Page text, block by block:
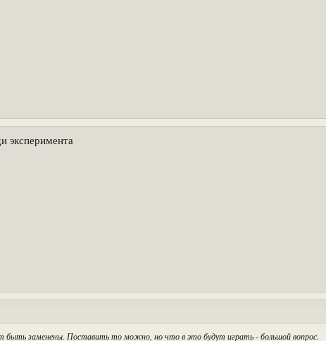
эксперимента
быть заменены. Поставить то можно, но что в это будут играть - большой вопрос.